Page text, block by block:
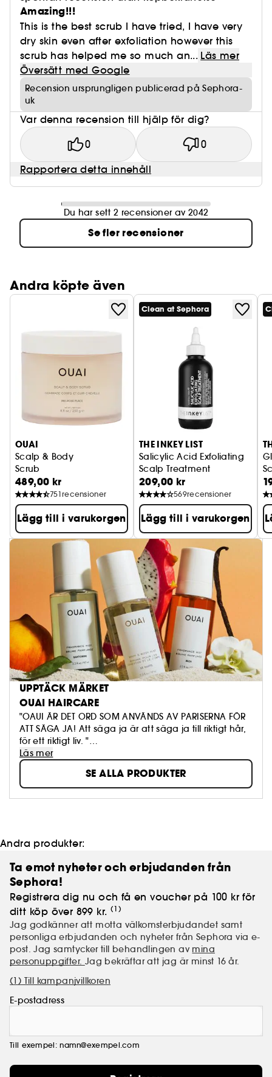
Amazing!!!
This is the best scrub I have tried, I have very
dry skin even after exfoliation however this
scrub has helped me so much an... Läs mer
Översätt med Google
Recension ursprungligen publicerad på Sephora-
uk
Var denna recension till hjälp för dig?
0 0
Rapportera detta innehåll
Du har sett 2 recensioner av 2042
Se fler recensioner
Andra köpte även
OUAI
Scalp & Body
Scrub
489,00 kr
751recensioner
Lägg till i varukorgen
Clean at Sephora
THE INKEY LIST
Salicylic Acid Exfoliating
Scalp Treatment
209,00 kr
569recensioner
Lägg till i varukorgen
UPPTÄCK MÄRKET
OUAI HAIRCARE
"OAUI ÄR DET ORD SOM ANVÄNDS AV PARISERNA FÖR
ATT SÄGA JA! Att säga ja är att säga ja till riktigt hår,
för ett riktigt liv. "
Läs mer
SE ALLA PRODUKTER
Andra produkter:
Ta emot nyheter och erbjudanden från
Sephora!
Registrera dig nu och få en voucher på 100 kr för
ditt köp över 899 kr. (1)
Jag godkänner att motta välkomsterbjudandet samt
personliga erbjudanden och nyheter från Sephora via e-
post. Jag samtycker till behandlingen av mina
personuppgifter. Jag bekräftar att jag är minst 16 år.
(1) Till kampanjvillkoren
E-postadress
Till exempel: namn@exempel.com